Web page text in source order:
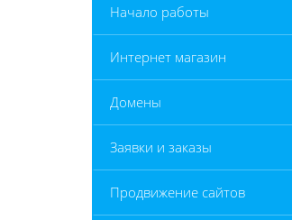
Начало работы
Интернет магазин
Домены
Заявки и заказы
Продвижение сайтов